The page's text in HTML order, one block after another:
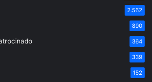
2.562
890
364
339
152